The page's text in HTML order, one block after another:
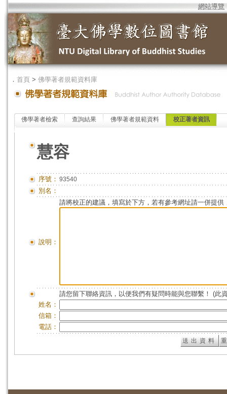
網站導覽
． 首頁 > 佛學著者規範資料庫
佛學著者檢索 查詢結果 佛學著者規範資料 校正著者資訊
慧容
序號： 93540
別名：
說明：
請將校正的建議，填寫於下方，若有參考網址請一併提供
請您留下聯絡資訊，以便我們有疑問時能與您聯繫！ (此
姓名：
信箱：
電話：